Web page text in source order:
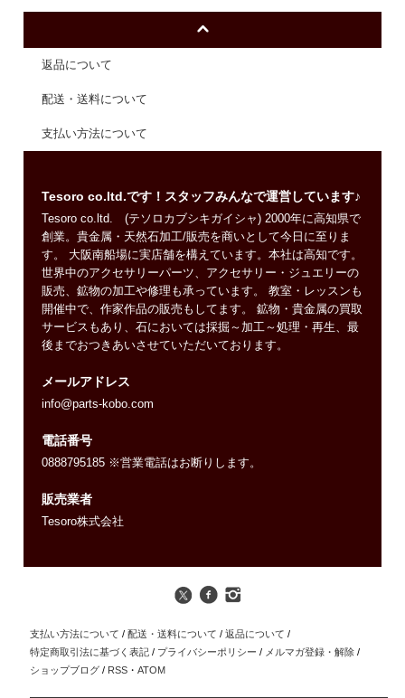
返品について
配送・送料について
支払い方法について
Tesoro co.ltd.です！スタッフみんなで運営しています♪
Tesoro co.ltd. (テソロカブシキガイシャ) 2000年に高知県で
創業。貴金属・天然石加工/販売を商いとして今日に至りま
す。 大阪南船場に実店舗を構えています。本社は高知です。
世界中のアクセサリーパーツ、アクセサリー・ジュエリーの
販売、鉱物の加工や修理も承っています。 教室・レッスンも
開催中で、作家作品の販売もしてます。 鉱物・貴金属の買取
サービスもあり、石においては採掘～加工～処理・再生、最
後までおつきあいさせていただいております。
メールアドレス
info@parts-kobo.com
電話番号
0888795185 ※営業電話はお断りします。
販売業者
Tesoro株式会社
支払い方法について / 配送・送料について / 返品について /
特定商取引法に基づく表記 / プライバシーポリシー / メルマガ登録・解除 /
ショップブログ / RSS ・ATOM